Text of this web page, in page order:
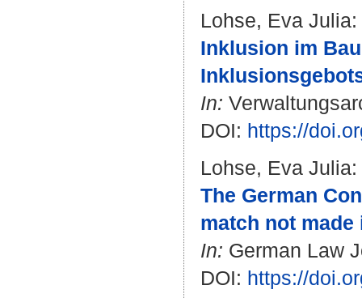
Lohse, Eva Julia:
Inklusion im
In:
DOI: https://
Lohse, Eva Julia:
The German
match not made
In: German Law
DOI: https://